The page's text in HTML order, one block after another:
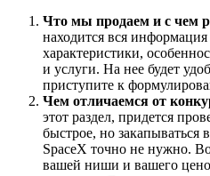
Что мы продаем и с чем
находится вся
характеристики,
и услуги. На нее будет
приступите к
Чем отличаемся от
этот раздел, придется
быстрое, но закапываться
SpaceX точно не нужно.
вашей ниши и вашего